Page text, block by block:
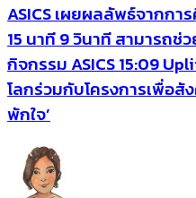
ASICS เผยผลลัพธ์จากก
15 นาที 9 วินาที สามารถ
กิจกรรม ASICS 15:09
โลกร่วมกับโครงการเพื่อสั
พักใจ’